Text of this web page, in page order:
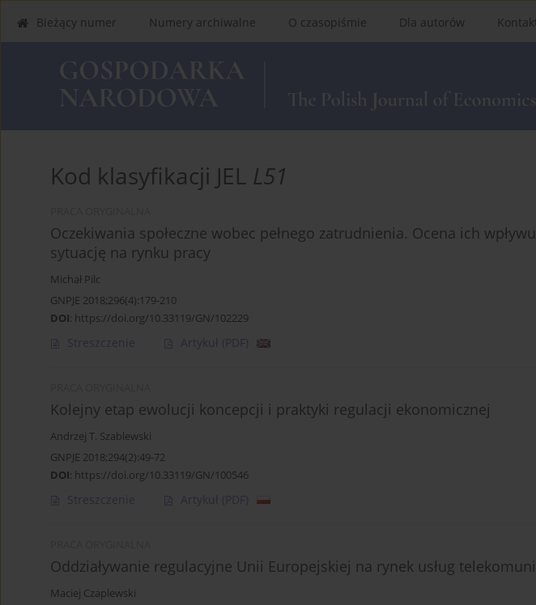
Bieżący numer Numery archiwalne O czasopiśmie Dla autorów
Kod klasyfikacji JEL L51
Oczekiwania społeczne wobec pełnego zatrudnienia. Ocena ich
sytuację na rynku pracy
Michał Pilc
GNPJE 2018;296(4):179-210
DOI: https://doi.org/10.33119/GN/102229
Streszczenie Artykuł (PDF)
Kolejny etap ewolucji koncepcji i praktyki regulacji ekonomicznej
Andrzej T. Szablewski
GNPJE 2018;294(2):49-72
DOI: https://doi.org/10.33119/GN/100546
Streszczenie Artykuł (PDF)
Oddziaływanie regulacyjne Unii Europejskiej na rynek usług
Maciej Czaplewski